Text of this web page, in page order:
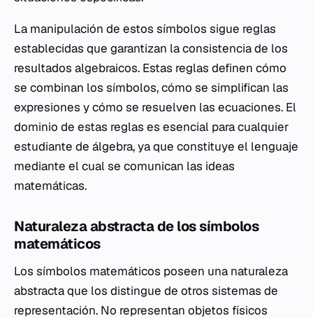
La manipulación de estos símbolos sigue reglas
establecidas que garantizan la consistencia de los
resultados algebraicos. Estas reglas definen cómo
se combinan los símbolos, cómo se simplifican las
expresiones y cómo se resuelven las ecuaciones. El
dominio de estas reglas es esencial para cualquier
estudiante de álgebra, ya que constituye el lenguaje
mediante el cual se comunican las ideas
matemáticas.
Naturaleza abstracta de los símbolos
matemáticos
Los símbolos matemáticos poseen una naturaleza
abstracta que los distingue de otros sistemas de
representación. No representan objetos físicos